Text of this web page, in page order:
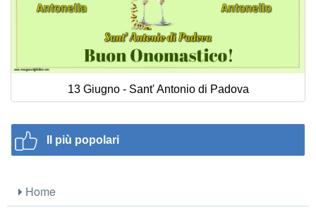
13 Giugno - Sant' Antonio di Padova
Il più popolari
Home